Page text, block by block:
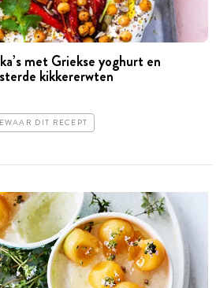
met Griekse yoghurt en
kikkererwten
DIT RECEPT